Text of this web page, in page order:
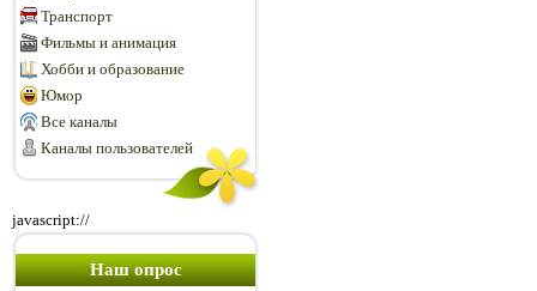
Транспорт
Фильмы и анимация
Хобби и образование
Юмор
Все каналы
Каналы пользователей
javascript://
Наш опрос